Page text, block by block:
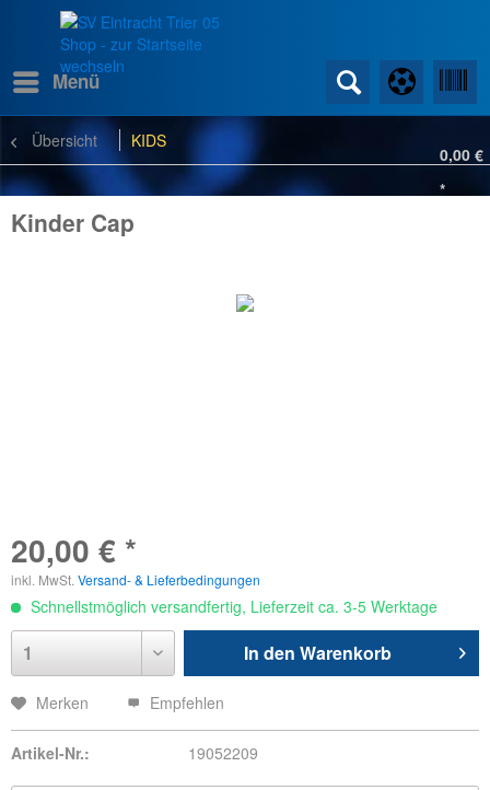
Menü
0,00 €
*
Übersicht KIDS
Kinder Cap
20,00 € *
inkl. MwSt. Versand- & Lieferbedingungen
Schnellstmöglich versandfertig, Lieferzeit ca. 3-5 Werktage
In den Warenkorb
Merken Empfehlen
Artikel-Nr.: 19052209